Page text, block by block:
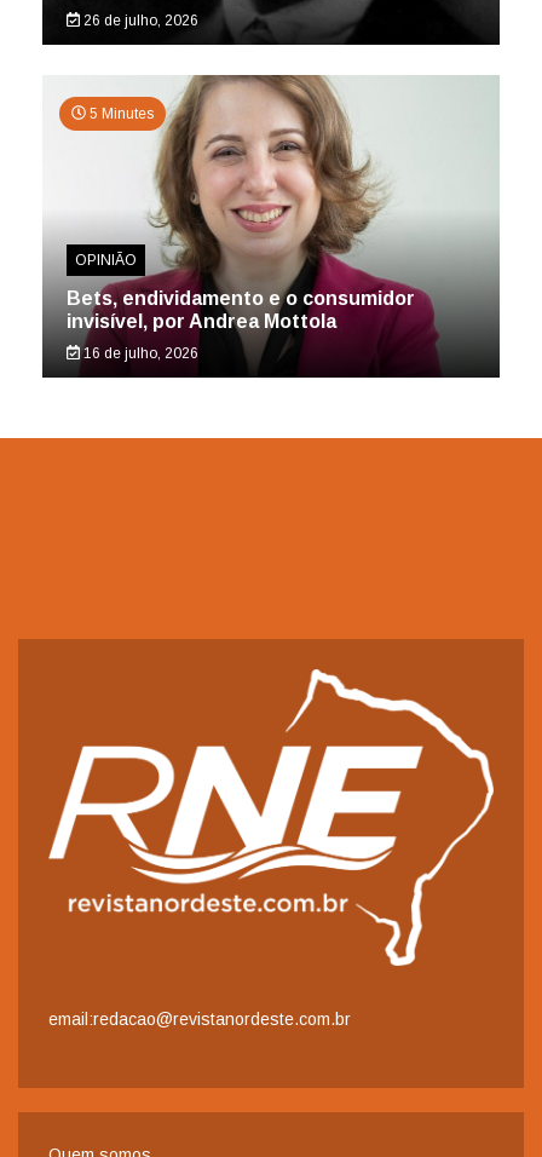
26 de julho, 2026
5 Minutes
OPINIÃO
Bets, endividamento e o consumidor
invisível, por Andrea Mottola
16 de julho, 2026
email:redacao@revistanordeste.com.br